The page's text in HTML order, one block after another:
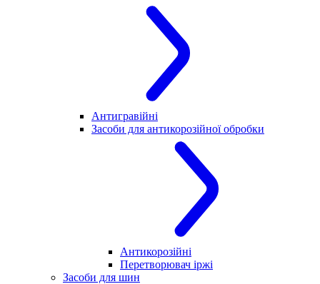
Антигравійні
Засоби для антикорозійної обробки
Антикорозійні
Перетворювач іржі
Засоби для шин